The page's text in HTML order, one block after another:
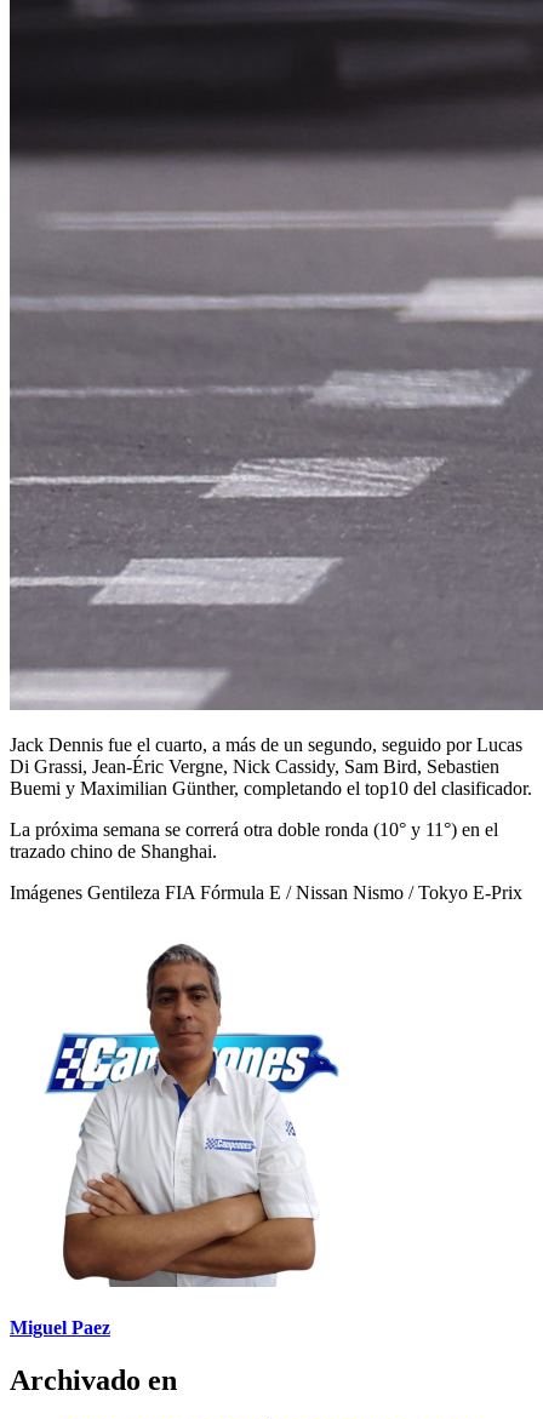
Jack Dennis fue el cuarto, a más de un segundo, seguido por Lucas
Di Grassi, Jean-Éric Vergne, Nick Cassidy, Sam Bird, Sebastien
Buemi y Maximilian Günther, completando el top10 del clasificador.
La próxima semana se correrá otra doble ronda (10° y 11°) en el
trazado chino de Shanghai.
Imágenes Gentileza FIA Fórmula E / Nissan Nismo / Tokyo E-Prix
Miguel Paez
Archivado en